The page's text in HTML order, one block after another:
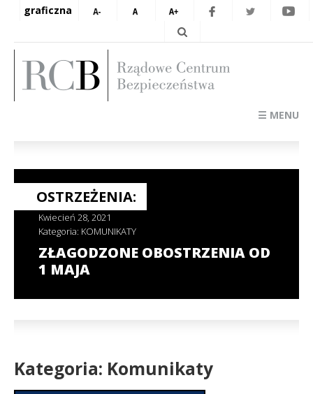
graficzna
☰ MENU
OSTRZEŻENIA:
Kwiecień 28, 2021
Kategoria: KOMUNIKATY
ZŁAGODZONE OBOSTRZENIA OD
1 MAJA
Kategoria: Komunikaty